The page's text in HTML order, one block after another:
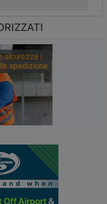
sicurezza i
spedizione